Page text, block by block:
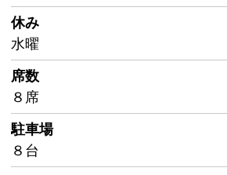
休み
水曜
席数
８席
駐車場
８台